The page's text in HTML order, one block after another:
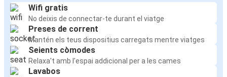
Wifi gratis
No deixis de connectar-te durant el viatge
Preses de corrent
Mantén els teus dispositius carregats mentre viatges
Seients còmodes
Relaxa't amb l'espai addicional per a les cames
Lavabos